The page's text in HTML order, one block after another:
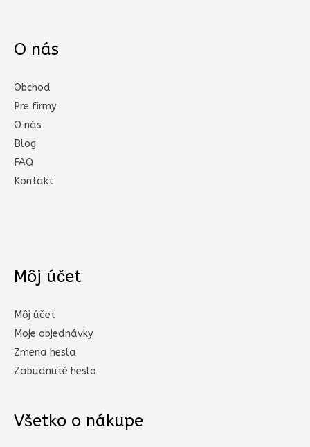
O nás
Obchod
Pre firmy
O nás
Blog
FAQ
Kontakt
Môj účet
Môj účet
Moje objednávky
Zmena hesla
Zabudnuté heslo
Všetko o nákupe